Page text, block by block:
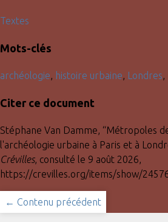
Textes
Mots-clés
archéologie, histoire urbaine, Londres,
Citer ce document
Stéphane Van Damme, “Métropoles
l'archéologie urbaine à Paris et à
Crévilles, consulté le 9 août 2026,
https://crevilles.org/items/show/
← Contenu précédent